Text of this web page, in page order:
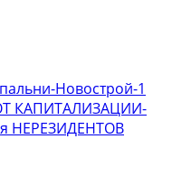
Новострой-1
КАПИТАЛИЗАЦИИ-
НЕРЕЗИДЕНТОВ